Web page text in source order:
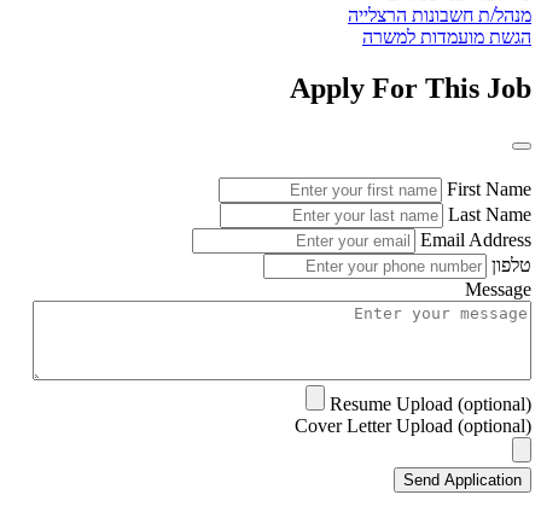
מנהל/ת חשבונות הרצלייה
הגשת מועמדות למשרה
Apply For This Job
First Name
Last Name
Email Address
טלפון
Message
Resume Upload (optional)
Cover Letter Upload (optional)
Send Application